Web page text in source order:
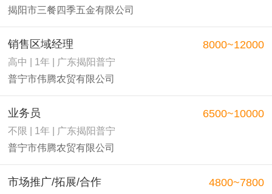
揭阳市三餐四季五金有限公司
销售区域经理
高中 | 1年 | 广东揭阳普宁
普宁市伟腾农贸有限公司
8000~12000
业务员
不限 | 1年 | 广东揭阳普宁
普宁市伟腾农贸有限公司
6500~10000
市场推广/拓展/合作 4800~7800